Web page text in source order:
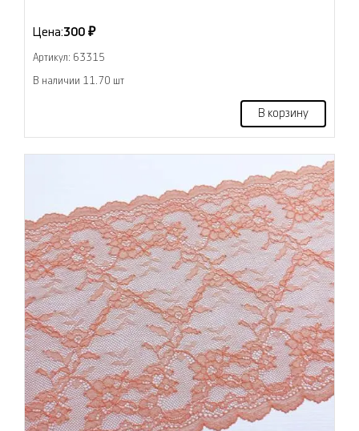
Цена:300 ₽
Артикул: 63315
В наличии 11.70 шт
В корзину